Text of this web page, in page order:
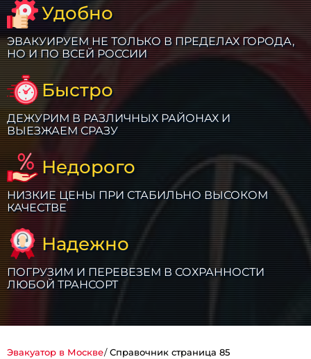
Удобно
ЭВАКУИРУЕМ НЕ ТОЛЬКО В ПРЕДЕЛАХ ГОРОДА,
НО И ПО ВСЕЙ РОССИИ
Быстро
ДЕЖУРИМ В РАЗЛИЧНЫХ РАЙОНАХ И
ВЫЕЗЖАЕМ СРАЗУ
Недорого
НИЗКИЕ ЦЕНЫ ПРИ СТАБИЛЬНО ВЫСОКОМ
КАЧЕСТВЕ
Надежно
ПОГРУЗИМ И ПЕРЕВЕЗЕМ В СОХРАННОСТИ
ЛЮБОЙ ТРАНСОРТ
Эвакуатор в Москве Справочник страница 85